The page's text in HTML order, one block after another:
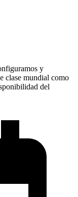
y
clase mundial como
del